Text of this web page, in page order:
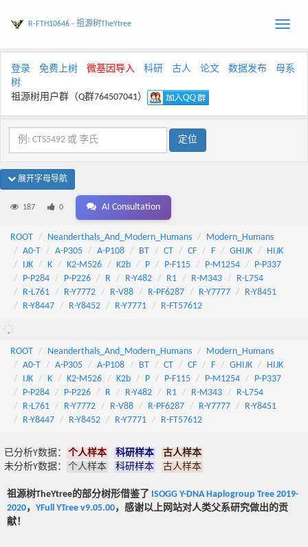
Toggle
R-FTH10646 - 祖源树TheYtree
登录 免费上树 微基因导入 科研 古人 论文 数据发布
母系
树
祖源树用户群（Q群764507041）
展开字母导航
187 0 AI Consultation
ROOT Neanderthals_And_Modern_Humans
Modern_Humans
A0-T
A-P305 A-P108 BT CT CF F GHIJK
HIJK
IJK
K K2-M526 K2b P P-F115 P-M1254
P-P337
P-P284
P-P226 R R-Y482 R1 R-M343
R-L754
R-L761
R-Y7772 R-V88 R-PF6287 R-Y7777
R-Y8451
R-Y8447
R-Y8452 R-Y7771 R-FT57612
ROOT Neanderthals_And_Modern_Humans
Modern_Humans
A0-T
A-P305 A-P108 BT CT CF F GHIJK
HIJK
IJK
K K2-M526 K2b P P-F115 P-M1254
P-P337
P-P284
P-P226 R R-Y482 R1 R-M343
R-L754
R-L761
R-Y7772 R-V88 R-PF6287 R-Y7777
R-Y8451
R-Y8447
R-Y8452 R-Y7771 R-FT57612
已分析Y数据： 个人样本 科研样本
古人样本
未分析Y数据：
个人样本 科研样本 古人样本
祖源树TheYtree的部分树形借鉴了 ISOGG Y-DNA Haplogroup Tree 2019-
2020， YFull YTree v9.05.00，感谢以上网站对人类父系研究做出的贡
献！